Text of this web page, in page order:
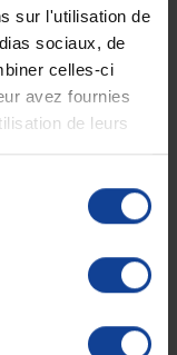
sur l'utilisation de
sociaux, de
celles-ci
avez fournies
de leurs
non corrosif et non